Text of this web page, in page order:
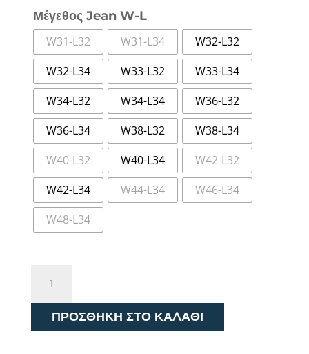
Μέγεθος Jean W-L
W31-L32
W31-L34
W32-L32
W32-L34
W33-L32
W33-L34
W34-L32
W34-L34
W36-L32
W36-L34
W38-L32
W38-L34
W40-L32
W40-L34
W42-L32
W42-L34
W44-L34
W46-L34
W48-L34
BROOKLYN
STRAIGHT
L452PX46
ποσότητα
ΠΡΟΣΘΉΚΗ ΣΤΟ ΚΑΛΆΘΙ